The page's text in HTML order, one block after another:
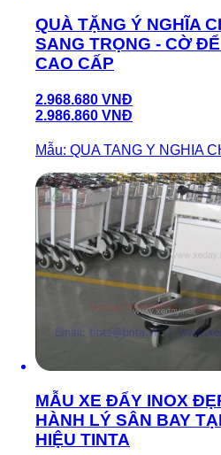
QUÀ TẶNG Ý NGHĨA
SANG TRỌNG - CỜ
CAO CẤP
2.968.680 VNĐ
2.986.860 VNĐ
Mẫu: QUA TANG Y NGHIA
MẪU XE ĐẨY INOX
HÀNH LÝ SÂN BAY
HIỆU TINTA